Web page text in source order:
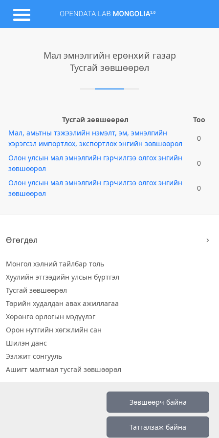
Мал эмнэлгийн ерөнхий газар
Тусгай зөвшөөрөл
Тусгай зөвшөөрөл
Тоо
Мал, амьтны тэжээлийн нэмэлт, эм, эмнэлгийн
хэрэгсэл импортлох, экспортлох энгийн зөвшөөрөл
0
Олон улсын мал эмнэлгийн гэрчилгээ олгох энгийн
зөвшөөрөл
0
Олон улсын мал эмнэлгийн гэрчилгээ олгох энгийн
зөвшөөрөл
0
Өгөгдөл
Монгол хэлний тайлбар толь
Хуулийн этгээдийн улсын бүртгэл
Тусгай зөвшөөрөл
Төрийн худалдан авах ажиллагаа
Хөрөнгө орлогын мэдүүлэг
Орон нутгийн хөгжлийн сан
Шилэн данс
Ээлжит сонгууль
Ашигт малтмал тусгай зөвшөөрөл
Зөвшөөрч байна
Татгалзаж байна